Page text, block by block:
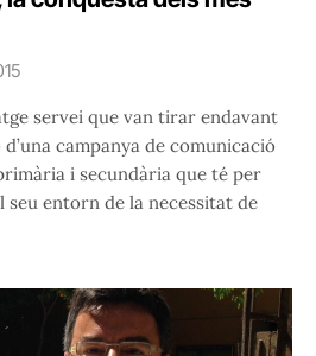
servei que van tirar endavant
campanya de comunicació
i secundària que té per
entorn de la necessitat de